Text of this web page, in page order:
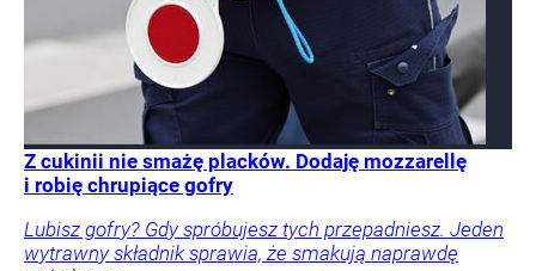
Z cukinii nie smażę placków. Dodaję mozzarellę
i robię chrupiące gofry
Lubisz gofry? Gdy spróbujesz tych przepadniesz. Jeden
wytrawny składnik sprawia, że smakują naprawdę